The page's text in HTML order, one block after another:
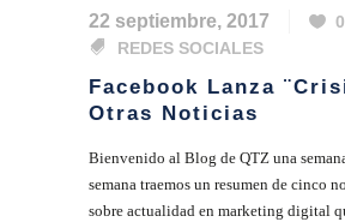
22 septiembre, 2017 0
REDES SOCIALES
Facebook Lanza
Otras Noticias
Bienvenido al Blog de QTZ una
semana traemos un resumen de cinco
sobre actualidad en marketing digital